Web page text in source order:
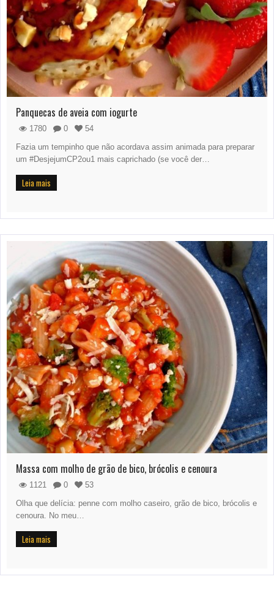
Panquecas de aveia com iogurte
1780 0
54
Fazia um tempinho que não acordava assim animada para preparar
um #DesjejumCP2ou1 mais caprichado (se você der…
Leia mais
Massa com molho de grão de bico, brócolis e cenoura
1121 0
53
Olha que delícia: penne com molho caseiro, grão de bico, brócolis e
cenoura. No meu…
Leia mais